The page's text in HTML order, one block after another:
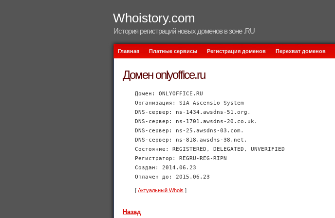
Whoistory.com
История регистраций новых доменов в зоне .RU
Главная Платные сервисы Регистрация доменов Перехват доменов
Домен onlyoffice.ru
Домен: ONLYOFFICE.RU
Организация: SIA Ascensio System
DNS-сервер: ns-1434.awsdns-51.org.
DNS-сервер: ns-1701.awsdns-20.co.uk.
DNS-сервер: ns-25.awsdns-03.com.
DNS-сервер: ns-818.awsdns-38.net.
Состояние: REGISTERED, DELEGATED, UNVERIFIED
Регистратор: REGRU-REG-RIPN
Создан: 2014.06.23
Оплачен до: 2015.06.23
[ Актуальный Whois ]
Назад